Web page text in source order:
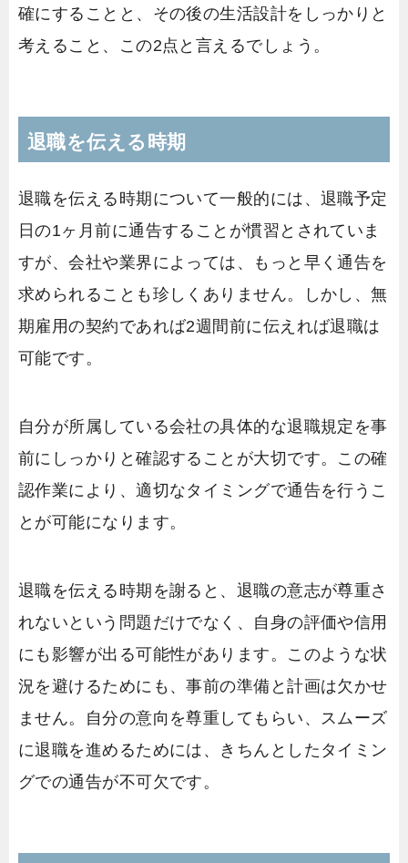
確にすることと、その後の生活設計をしっかりと
考えること、この2点と言えるでしょう。
退職を伝える時期
退職を伝える時期について一般的には、退職予定
日の1ヶ月前に通告することが慣習とされていま
すが、会社や業界によっては、もっと早く通告を
求められることも珍しくありません。しかし、無
期雇用の契約であれば2週間前に伝えれば退職は
可能です。
自分が所属している会社の具体的な退職規定を事
前にしっかりと確認することが大切です。この確
認作業により、適切なタイミングで通告を行うこ
とが可能になります。
退職を伝える時期を謝ると、退職の意志が尊重さ
れないという問題だけでなく、自身の評価や信用
にも影響が出る可能性があります。このような状
況を避けるためにも、事前の準備と計画は欠かせ
ません。自分の意向を尊重してもらい、スムーズ
に退職を進めるためには、きちんとしたタイミン
グでの通告が不可欠です。